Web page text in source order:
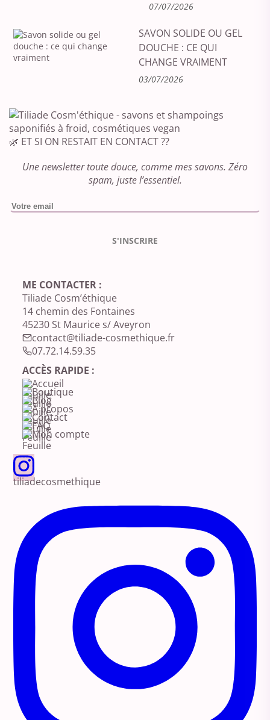
07/07/2026
SAVON SOLIDE OU GEL
DOUCHE : CE QUI
CHANGE VRAIMENT
03/07/2026
🌿 ET SI ON RESTAIT EN CONTACT ??
Une newsletter toute douce, comme mes savons. Zéro
spam, juste l’essentiel.
ME CONTACTER :
Tiliade Cosm’éthique
14 chemin des Fontaines
45230 St Maurice s/ Aveyron
contact@tiliade-cosmethique.fr‬
07.72.14.59.35‬
ACCÈS RAPIDE :
Accueil
Boutique
Blog
À propos
Contact
FAQ
Mon compte
tiliadecosmethique